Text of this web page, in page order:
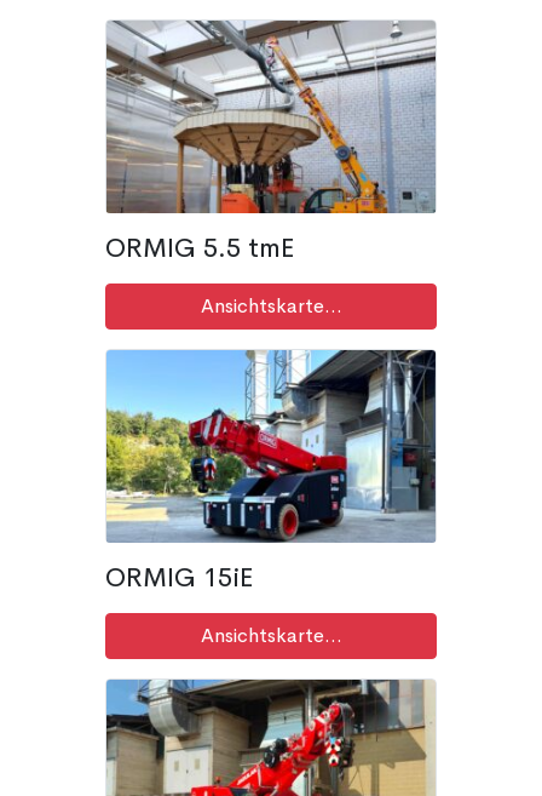
ORMIG 5.5 tmE
Ansichtskarte...
ORMIG 15iE
Ansichtskarte...